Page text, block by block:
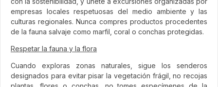
empresas locales respetuosas del medio ambiente y las
culturas regionales. Nunca compres productos procedentes
de la fauna salvaje como marfil, coral o conchas protegidas.
Respetar la fauna y la flora
Cuando exploras zonas naturales, sigue los senderos
designados para evitar pisar la vegetación frágil, no recojas